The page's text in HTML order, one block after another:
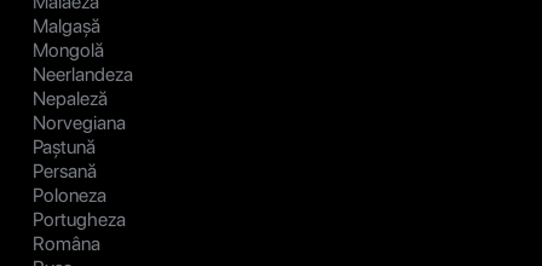
Malgașă
Mongolă
Neerlandeza
Nepaleză
Norvegiana
Paștună
Persană
Poloneza
Portugheza
Româna